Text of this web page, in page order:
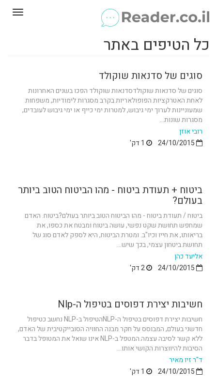
כל הטיפים באתר
סוגים של סדנאות שוקולד
סוגים של סדנאות שוקולדסדנאות שוקולד הפכו בשנים האחרונות
לאחת האטרקציות הפופולאריות בקרב מסגרות לימודיות, משפחות
שמעוניינות לערוך ימי גיבוש, למטרות ימי כייף או ימי גיבוש לעובדים,
מסגרות שונות...
רובי אוזן
ביטוח + תעודת ביטוח - מהו הביטוח הטוב ביותר
בעולם?
ביטוח / תעודת ביטוח - מהו הביטוח הטוב ביותר בעולם?ביטוח. האדם
שמחפש תחושת שקט נפשי, עושה ביטוח ומבטח את כספו, את
בריאותו, את חייו וכיו"ב. ומטרת הביטוח, היא לספק לאדם סוג של
תחושת ביטחון עצמי, בכך שיש...
אליעד כהן
חשיבות יצירת דפוסים בטיפול ה-Nlp
חשיבות יצירת דפוסים בטיפול ה-NLPהטיפול ב-NLP נחשב כטיפול
חדשני בעולם, המבוסס על חקר מבנה החוויה הסובייקטיבית של האדם,
ללא קשר לסיבה עצמה.המטפל ב-NLP אינו שואל את המטופל בדבר
הסיבות להיווצרות הקושי אותו...
ד"ר זיו מאיר